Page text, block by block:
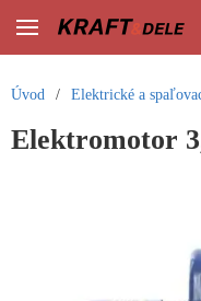
Úvod / Elektrické a
Elektromotor